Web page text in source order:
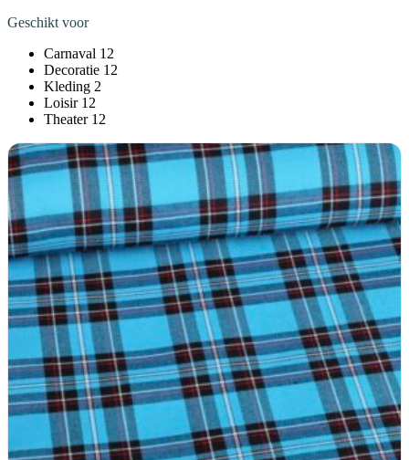
Geschikt voor
Carnaval 12
Decoratie 12
Kleding 2
Loisir 12
Theater 12